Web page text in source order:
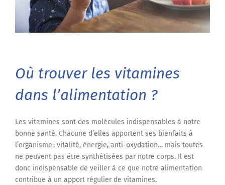
Où trouver les vitamines
dans l’alimentation ?
Les vitamines sont des molécules indispensables à notre
bonne santé. Chacune d’elles apportent ses bienfaits à
l’organisme : vitalité, énergie, anti-oxydation… mais toutes
ne peuvent pas être synthétisées par notre corps. Il est
donc indispensable de veiller à ce que notre alimentation
contribue à un apport régulier de vitamines.